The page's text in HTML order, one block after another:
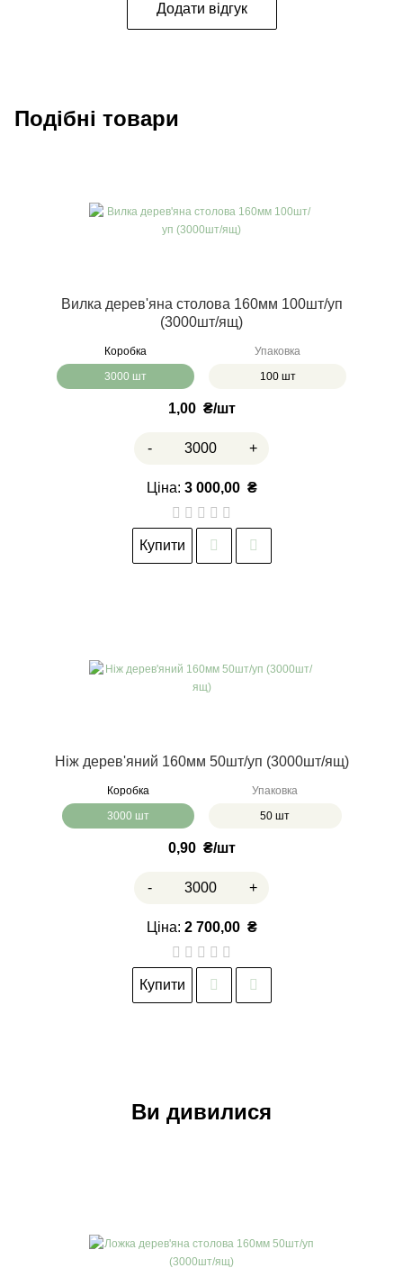
Додати відгук
Подібні товари
Вилка дерев'яна столова 160мм 100шт/уп
(3000шт/ящ)
Коробка
3000 шт
Упаковка
100 шт
1,00 ₴
- +
Ціна: 3 000,00 ₴
Купити
Ніж дерев'яний 160мм 50шт/уп (3000шт/ящ)
Коробка
3000 шт
Упаковка
50 шт
0,90 ₴
- +
Ціна: 2 700,00 ₴
Купити
Ви дивилися